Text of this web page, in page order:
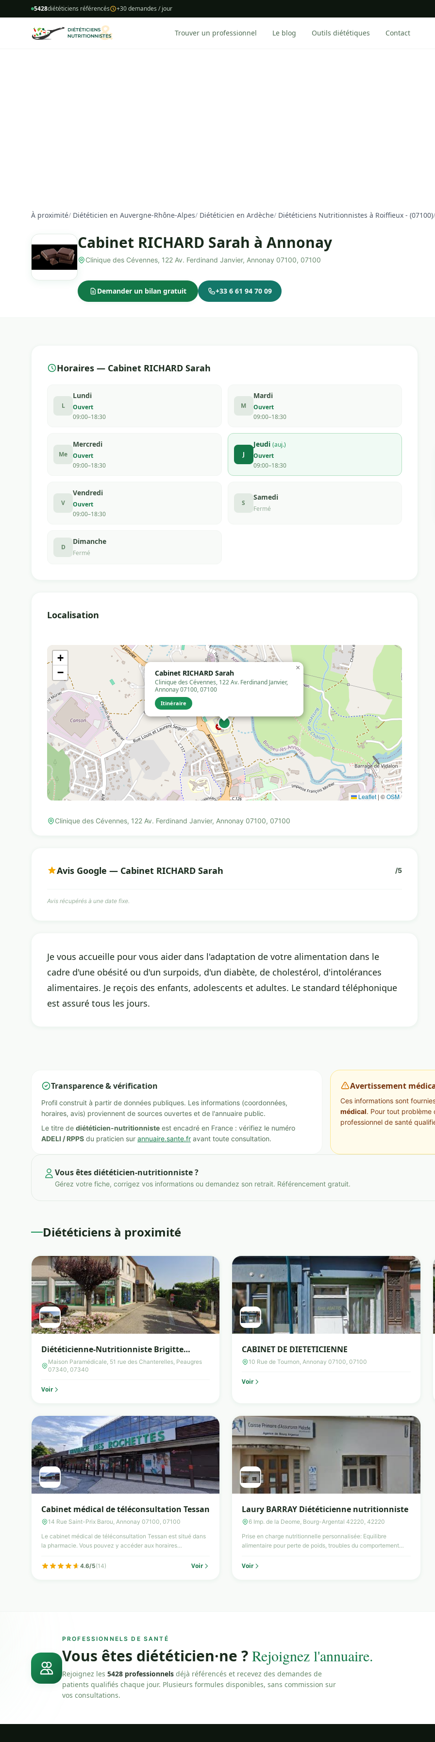
5428diététiciens référencés +30 demandes / jour
Trouver un professionnel Le blog Outils diététiques Contact
À proximité/ Diététicien en Auvergne-Rhône-Alpes/ Diététicien en Ardèche/ Diététiciens Nutritionnistes à Roiffieux - (07100)/
Cabinet RICHARD Sarah à Annonay
Clinique des Cévennes, 122 Av. Ferdinand Janvier, Annonay 07100, 07100
Demander un bilan gratuit +33 6 61 94 70 09
Horaires — Cabinet RICHARD Sarah
L
Lundi
Ouvert
09:00–18:30
M
Mardi
Ouvert
09:00–18:30
Me
Mercredi
Ouvert
09:00–18:30
J
Jeudi (auj.)
Ouvert
09:00–18:30
V
Vendredi
Ouvert
09:00–18:30
S
Samedi
Fermé
D
Dimanche
Fermé
Localisation
Cabinet RICHARD Sarah
Clinique des Cévennes, 122 Av. Ferdinand Janvier,
Annonay 07100, 07100
Itinéraire
×
+
−
Leaflet | ©OSM
Clinique des Cévennes, 122 Av. Ferdinand Janvier, Annonay 07100, 07100
Avis Google — Cabinet RICHARD Sarah /5
Avis récupérés à une date fixe.
Je vous accueille pour vous aider dans l'adaptation de votre alimentation dans le
cadre d'une obésité ou d'un surpoids, d'un diabète, de cholestérol, d'intolérances
alimentaires. Je reçois des enfants, adolescents et adultes. Le standard téléphonique
est assuré tous les jours.
Transparence & vérification
Profil construit à partir de données publiques. Les informations (coordonnées,
horaires, avis) proviennent de sources ouvertes et de l'annuaire public.
Le titre de diététicien-nutritionniste est encadré en France : vérifiez le numéro
ADELI / RPPS du praticien sur annuaire.sante.fr avant toute consultation.
Avertissement
Ces informations sont
médical. Pour tout problème
professionnel de santé
Vous êtes diététicien-nutritionniste ?
Gérez votre fiche, corrigez vos informations ou demandez son retrait. Référencement gratuit.
Diététiciens à proximité
Diététicienne-Nutritionniste Brigitte
Azémar
Maison Paramédicale, 51 rue des Chanterelles, Peaugres
07340, 07340
Voir
CABINET DE DIETETICIENNE
10 Rue de Tournon, Annonay 07100, 07100
Voir
Cabinet médical de téléconsultation Tessan
14 Rue Saint-Prix Barou, Annonay 07100, 07100
Le cabinet médical de téléconsultation Tessan est situé dans
la pharmacie. Vous pouvez y accéder aux horaires
4.6/5(14) Voir
Laury BARRAY Diététicienne nutritionniste
6 Imp. de la Deome, Bourg-Argental 42220, 42220
Prise en charge nutritionnelle personnalisée: Equilibre
alimentaire pour perte de poids, troubles du comportement
Voir
PROFESSIONNELS DE SANTÉ
Vous êtes diététicien·ne ? Rejoignez l'annuaire.
Rejoignez les 5428 professionnels déjà référencés et recevez des demandes de
patients qualifiés chaque jour. Plusieurs formules disponibles, sans commission sur
vos consultations.